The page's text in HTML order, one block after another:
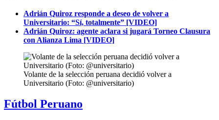
Adrián Quiroz responde a deseo de volver a
Universitario: “Sí, totalmente” [VIDEO]
Adrián Quiroz: agente aclara si jugará Torneo Clausura
con Alianza Lima [VIDEO]
Volante de la selección peruana decidió volver a
Universitario (Foto: @universitario)
Fútbol Peruano